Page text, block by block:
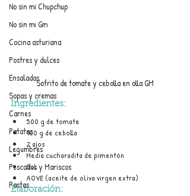
No sin mi Chupchup
No sin mi Gm
Cocina asturiana
Postres y dulces
Ensaladas
Sopas y cremas
Carnes
Patatas
Legumbres
Pescados y Mariscos
Pastas
Sofrito de tomate y cebolla en olla GM
Ingredientes:
500 g de tomate
100 g de cebolla
2 ajos
Media cucharadita de pimentón
Sal
AOVE (aceite de oliva virgen extra)
Elaboración: